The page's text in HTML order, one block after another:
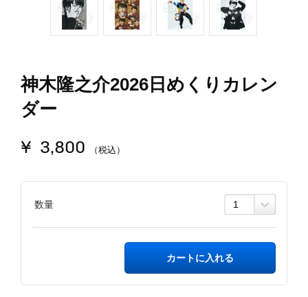
神木隆之介2026日めくりカレン
ダー
¥ 3,800
（税込）
数量
カートに入れる